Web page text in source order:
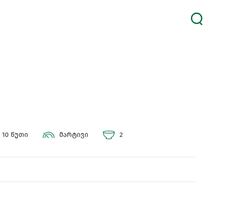
10 წუთი მარტივი 2